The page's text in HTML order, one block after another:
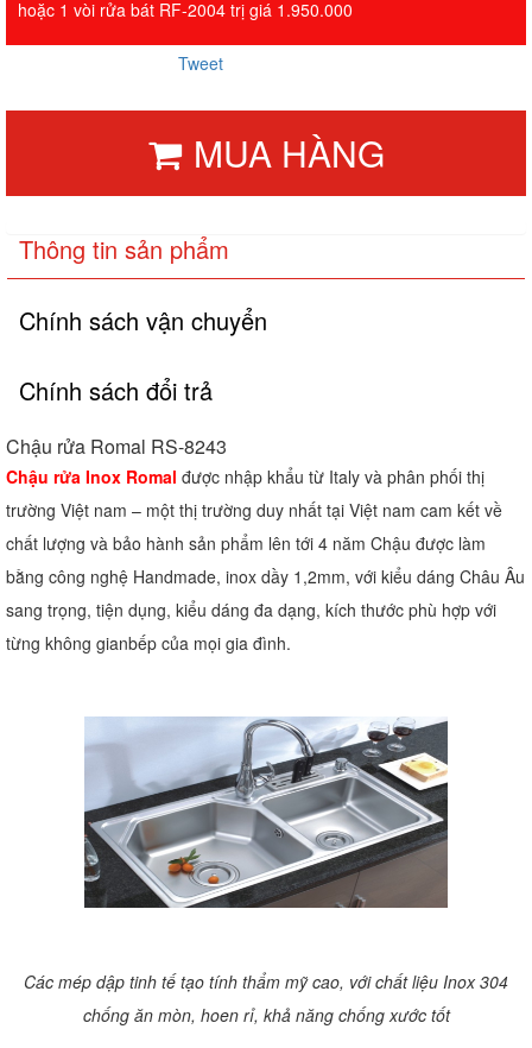
hoặc 1 vòi rửa bát RF-2004 trị giá 1.950.000
Tweet
MUA HÀNG
Thông tin sản phẩm
Chính sách vận chuyển
Chính sách đổi trả
Chậu rửa Romal RS-8243
Chậu rửa Inox Romal được nhập khẩu từ Italy và phân phối thị
trường Việt nam – một thị trường duy nhất tại Việt nam cam kết về
chất lượng và bảo hành sản phẩm lên tới 4 năm Chậu được làm
bằng công nghệ Handmade, inox dầy 1,2mm, với kiểu dáng Châu Âu
sang trọng, tiện dụng, kiểu dáng đa dạng, kích thước phù hợp với
từng không gianbếp của mọi gia đình.
Các mép dập tinh tế tạo tính thẩm mỹ cao, với chất liệu Inox 304
chống ăn mòn, hoen rỉ, khả năng chống xước tốt